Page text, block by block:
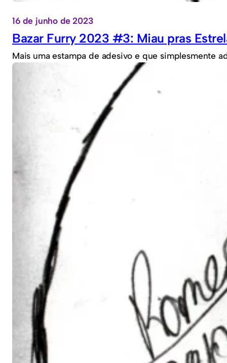
16 de junho de 2023
Bazar Furry 2023 #3: Miau pras
Mais uma estampa de adesivo e que simplesmente